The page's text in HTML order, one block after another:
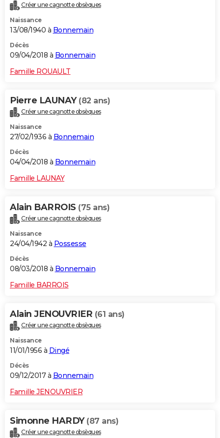
Créer une cagnotte obsèques
Naissance
13/08/1940 à Bonnemain
Décès
09/04/2018 à Bonnemain
Famille ROUAULT
Pierre LAUNAY (82 ans)
Créer une cagnotte obsèques
Naissance
27/02/1936 à Bonnemain
Décès
04/04/2018 à Bonnemain
Famille LAUNAY
Alain BARROIS (75 ans)
Créer une cagnotte obsèques
Naissance
24/04/1942 à Possesse
Décès
08/03/2018 à Bonnemain
Famille BARROIS
Alain JENOUVRIER (61 ans)
Créer une cagnotte obsèques
Naissance
11/01/1956 à Dingé
Décès
09/12/2017 à Bonnemain
Famille JENOUVRIER
Simonne HARDY (87 ans)
Créer une cagnotte obsèques